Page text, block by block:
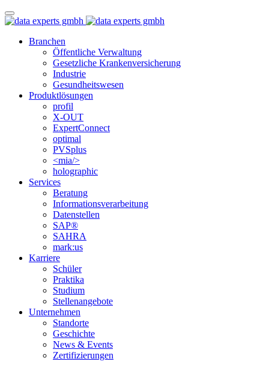
Branchen
Öffentliche Verwaltung
Gesetzliche Krankenversicherung
Industrie
Gesundheitswesen
Produktlösungen
profil
X-OUT
ExpertConnect
optimal
PVSplus
<mia/>
holographic
Services
Beratung
Informations­verarbeitung
Datenstellen
SAP®
SAHRA
mark:us
Karriere
Schüler
Praktika
Studium
Stellenangebote
Unternehmen
Standorte
Geschichte
News & Events
Zertifizierungen